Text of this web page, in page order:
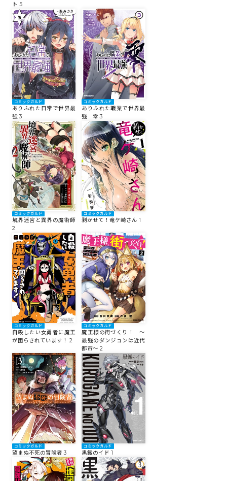
コミックパルフェ
コミックエッセイ
閉じる
ト 5
コミックガルド
ありふれた日常で世界最
強 3
コミックガルド
ありふれた職業で世界最
強 零 3
コミックガルド
境界迷宮と異界の魔術師
2
コミックガルド
剥かせて！竜ケ崎さん 1
コミックガルド
自殺したい女勇者に魔王
が困らされています！ 2
コミックガルド
魔王様の街づくり！ ～
最強のダンジョンは近代
都市～ 2
コミックガルド
望まぬ不死の冒険者 3
コミックガルド
黒鐵のイド 1